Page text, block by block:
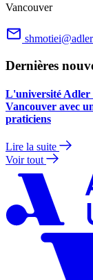
Vancouver
Dernières
L'université Adler
Vancouver avec
praticiens
Lire la suite
Voir tout